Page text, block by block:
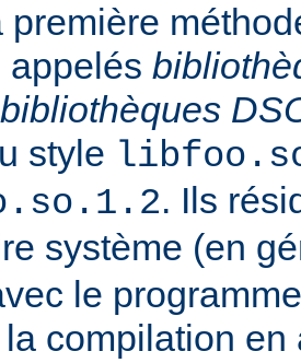
première
appelés
bibliothèques
style
. Ils
système (en
le
compilation